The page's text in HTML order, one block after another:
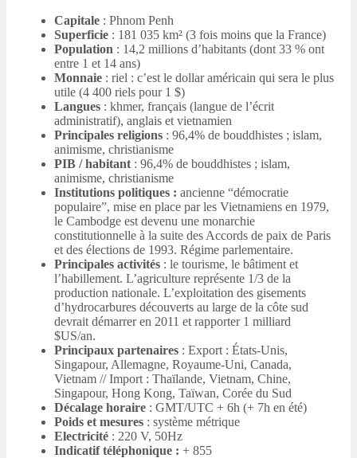
Capitale : Phnom Penh
Superficie : 181 035 km² (3 fois moins que la France)
Population : 14,2 millions d’habitants (dont 33 % ont
entre 1 et 14 ans)
Monnaie : riel : c’est le dollar américain qui sera le plus
utile (4 400 riels pour 1 $)
Langues : khmer, français (langue de l’écrit
administratif), anglais et vietnamien
Principales religions : 96,4% de bouddhistes ; islam,
animisme, christianisme
PIB / habitant : 96,4% de bouddhistes ; islam,
animisme, christianisme
Institutions politiques : ancienne “démocratie
populaire”, mise en place par les Vietnamiens en 1979,
le Cambodge est devenu une monarchie
constitutionnelle à la suite des Accords de paix de Paris
et des élections de 1993. Régime parlementaire.
Principales activités : le tourisme, le bâtiment et
l’habillement. L’agriculture représente 1/3 de la
production nationale. L’exploitation des gisements
d’hydrocarbures découverts au large de la côte sud
devrait démarrer en 2011 et rapporter 1 milliard
$US/an.
Principaux partenaires : Export : États-Unis,
Singapour, Allemagne, Royaume-Uni, Canada,
Vietnam // Import : Thaïlande, Vietnam, Chine,
Singapour, Hong Kong, Taïwan, Corée du Sud
Décalage horaire : GMT/UTC + 6h (+ 7h en été)
Poids et mesures : système métrique
Electricité : 220 V, 50Hz
Indicatif téléphonique : + 855